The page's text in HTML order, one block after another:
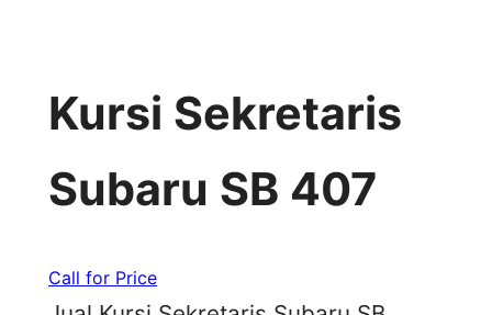
Kursi Sekretaris
Subaru SB 407
Call for Price